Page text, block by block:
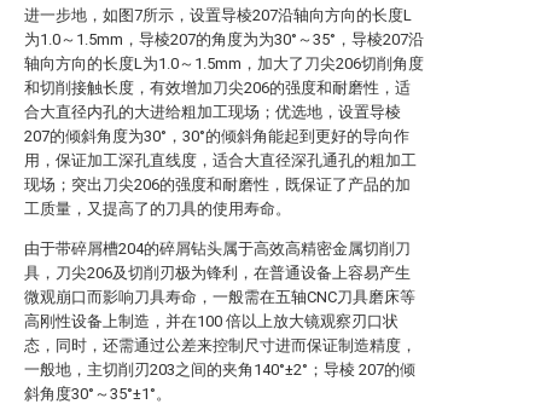
进一步地，如图7所示，设置导棱207沿轴向方向的长度L
为1.0～1.5mm，导棱207的角度为为30°～35°，导棱207沿
轴向方向的长度L为1.0～1.5mm，加大了刀尖206切削角度
和切削接触长度，有效增加刀尖206的强度和耐磨性，适
合大直径内孔的大进给粗加工现场；优选地，设置导棱
207的倾斜角度为30°，30°的倾斜角能起到更好的导向作
用，保证加工深孔直线度，适合大直径深孔通孔的粗加工
现场；突出刀尖206的强度和耐磨性，既保证了产品的加
工质量，又提高了的刀具的使用寿命。
由于带碎屑槽204的碎屑钻头属于高效高精密金属切削刀
具，刀尖206及切削刃极为锋利，在普通设备上容易产生
微观崩口而影响刀具寿命，一般需在五轴CNC刀具磨床等
高刚性设备上制造，并在100 倍以上放大镜观察刃口状
态，同时，还需通过公差来控制尺寸进而保证制造精度，
一般地，主切削刃203之间的夹角140°±2°；导棱 207的倾
斜角度30°～35°±1°。